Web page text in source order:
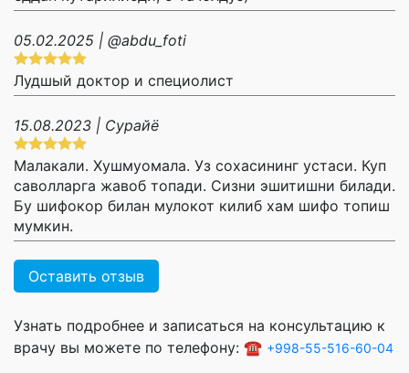
05.02.2025 | @abdu_foti
Лудшый доктор и специолист
15.08.2023 | Сурайё
Малакали. Хушмуомала. Уз сохасининг устаси. Куп
саволларга жавоб топади. Сизни эшитишни билади.
Бу шифокор билан мулокот килиб хам шифо топиш
мумкин.
Оставить отзыв
Узнать подробнее и записаться на консультацию к
врачу вы можете по телефону: ☎️ +998-55-516-60-04